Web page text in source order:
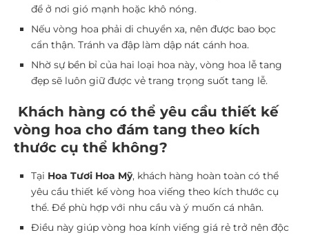
để ở nơi gió mạnh hoặc khô nóng.
Nếu vòng hoa phải di chuyển xa, nên được bao bọc
cẩn thận. Tránh va đập làm dập nát cánh hoa.
Nhờ sự bền bỉ của hai loại hoa này, vòng hoa lễ tang
đẹp sẽ luôn giữ được vẻ trang trọng suốt tang lễ.
Khách hàng có thể yêu cầu thiết kế
vòng hoa cho đám tang theo kích
thước cụ thể không?
Tại Hoa Tươi Hoa Mỹ, khách hàng hoàn toàn có thể
yêu cầu thiết kế vòng hoa viếng theo kích thước cụ
thể. Để phù hợp với nhu cầu và ý muốn cá nhân.
Điều này giúp vòng hoa kính viếng giá rẻ trở nên độc